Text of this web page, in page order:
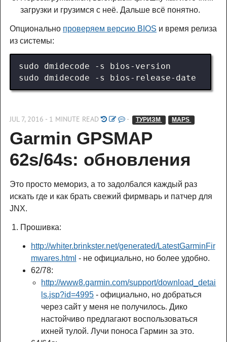
загрузки и грузимся с неё. Дальше всё понятно.
Опционально проверяем версию BIOS и время релиза
из системы:
JUL 7, 2016 - 1 MINUTE READ - ТУРИЗМ MAPS
Garmin GPSMAP
62s/64s: обновления
Это просто мемориз, а то задолбался каждый раз
искать где и как брать свежий фирмварь и патчер для
JNX.
Прошивка:
http://whiter.brinkster.net/generated/LatestGarminFir
mwares.html - не официально, но более удобно.
62/78:
http://www8.garmin.com/support/download_detai
ls.jsp?id=4995 - официально, но добраться
через сайт у меня не получилось. Дико
настойчиво предлагают воспользоваться
ихней тулой. Лучи поноса Гармин за это.